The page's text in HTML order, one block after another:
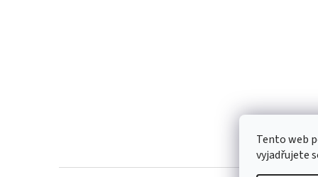
Tento web
vyjadřujete